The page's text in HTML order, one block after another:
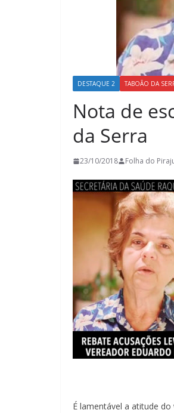
DESTAQUE 2 TABOÃO DA
Nota de
da Serra
23/10/2018 Folha do
É lamentável a atitude